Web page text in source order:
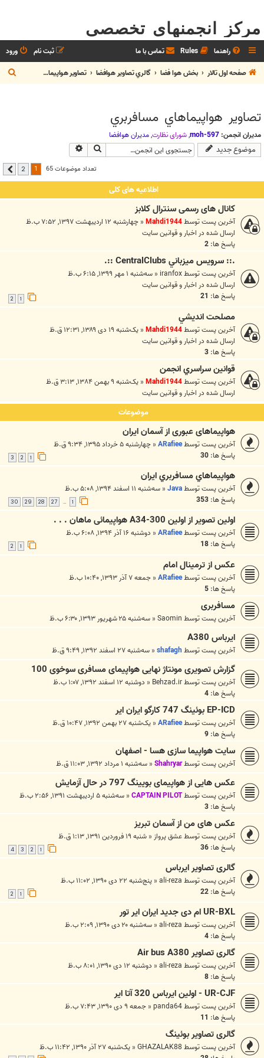
مرکز انجمنهای تخصصی
راهنما Rules تماس با ما ورود
ثبت نام
صفحه اول تالار
بخش هوا فضا گالري تصاوير هوافضا تصاوير هواپيماهاي مسافربري
ج
س
تصاوير هواپيماهاي مسافربري
مدیران انجمن: moh-597
,شوراي نظارت,مديران هوافضا
موضوع جدید جستجو
تعداد موضوعات 65 2 بعدی
اطلاعیه های کلی
کانال های رسمی سنترال کلابز
آخرین پست توسطMahdi1944
« چهارشنبه ۱۲ اردیبهشت ۱۳۹۷, ۷:۵۲ ب.ظ
ارسال شده در اخبار و قوانين سايت
پاسخ ها: 2
.:: سرويس ميزباني CentralClubs ::.
آخرین پست توسطiranfox
« سه‌شنبه ۱ مهر ۱۳۹۹, ۶:۱۵ ب.ظ
ارسال شده در اخبار و قوانين سايت
پاسخ ها: 21
مصلحت انديشي
آخرین پست توسطMahdi1944
« یک‌شنبه ۱۹ دی ۱۳۸۹, ۱۲:۳۱ ق.ظ
ارسال شده در اخبار و قوانين سايت
پاسخ ها: 3
قوانين سراسري انجمن
آخرین پست توسطMahdi1944
« یک‌شنبه ۹ بهمن ۱۳۸۴, ۳:۱۳ ق.ظ
ارسال شده در اخبار و قوانين سايت
موضوعات
هواپیماهای عبوری از آسمان ایران
آخرین پست توسطARafiee
« چهارشنبه ۵ خرداد ۱۳۹۵, ۹:۳۴ ق.ظ
پاسخ ها: 30
3
هواپيماهاي مسافربري ايران
آخرین پست توسطJava
« سه‌شنبه ۱۱ اسفند ۱۳۹۴, ۵:۰۸ ب.ظ
پاسخ ها: 353
…
27
28
29
30
اولین تصویر از اولین A34-300 هواپیمائی ماهان . . .
آخرین پست توسطARafiee
« دوشنبه ۱۶ آذر ۱۳۹۴, ۶:۰۸ ب.ظ
پاسخ ها: 18
عکس از ترمينال امام
آخرین پست توسطARafiee
« جمعه ۷ آذر ۱۳۹۳, ۱۰:۴۰ ب.ظ
پاسخ ها: 5
مسافربری
آخرین پست توسطSaomin
« سه‌شنبه ۲۵ شهریور ۱۳۹۳, ۶:۳۰ ب.ظ
ایرباس A380
آخرین پست توسطshafagh
« سه‌شنبه ۲۷ اسفند ۱۳۹۲, ۹:۴۹ ق.ظ
گزارش تصویری مونتاژ نهایی هواپیمای مسافری سوخوی 100
آخرین پست توسطBehzad.ir
« دوشنبه ۱۲ اسفند ۱۳۹۲, ۱:۰۷ ب.ظ
پاسخ ها: 4
EP-ICD بوئینگ 747 کارگو ایران ایر
آخرین پست توسطARafiee
« یک‌شنبه ۲۷ بهمن ۱۳۹۲, ۱۰:۴۷ ق.ظ
پاسخ ها: 9
سایت هواپیما سازی هسا - اصفهان
آخرین پست توسطShahryar
« سه‌شنبه ۱ مرداد ۱۳۹۲, ۱۱:۰۳ ق.ظ
عکس هایی از هواپیمای بویینگ 797 در حال آزمایش
آخرین پست توسطCAPTAIN PILOT
« سه‌شنبه ۵ اردیبهشت ۱۳۹۱, ۲:۵۶ ب.ظ
پاسخ ها: 3
عکس های من از آسمان تبریز
آخرین پست توسطعشق پرواز« شنبه ۱۹ فروردین ۱۳۹۱, ۱:۱۳ ق.ظ
پاسخ ها: 36
3
4
گالری تصاویر ایرباس
آخرین پست توسطali-reza
« پنج‌شنبه ۲۲ دی ۱۳۹۰, ۱۱:۰۲ ب.ظ
پاسخ ها: 22
UR-BXL ام دی جدید ایران ایر تور
آخرین پست توسطali-reza
« سه‌شنبه ۲۰ دی ۱۳۹۰, ۲:۰۹ ب.ظ
پاسخ ها: 4
گالری تصاویر Air bus A380
آخرین پست توسطali-reza
« دوشنبه ۱۲ دی ۱۳۹۰, ۸:۰۱ ب.ظ
پاسخ ها: 8
UR-CJF - اولين ايرباس 320 آتا اير
آخرین پست توسطpanda64
« جمعه ۹ دی ۱۳۹۰, ۷:۴۳ ب.ظ
پاسخ ها: 11
گالری تصاویر بوئینگ
آخرین پست توسطGHAZALAK88
« یک‌شنبه ۲۷ آذر ۱۳۹۰, ۱۱:۴۲ ب.ظ